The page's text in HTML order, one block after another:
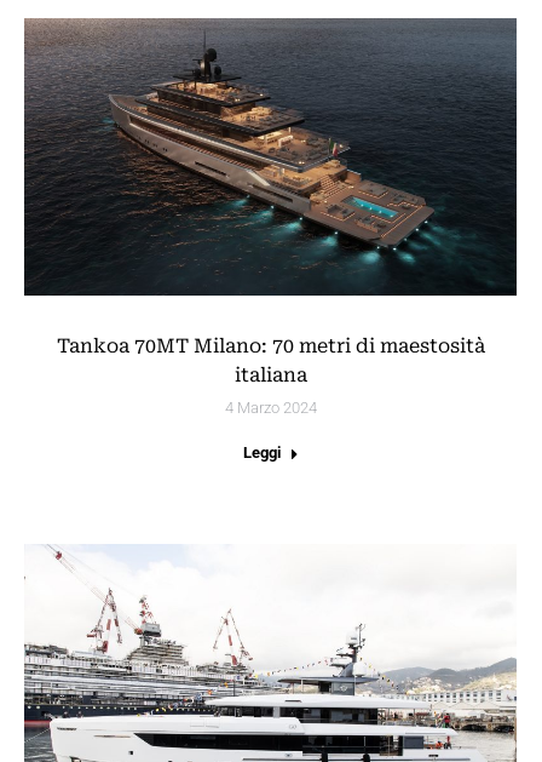
Tankoa 70MT Milano: 70 metri di maestosità
italiana
4 Marzo 2024
Leggi